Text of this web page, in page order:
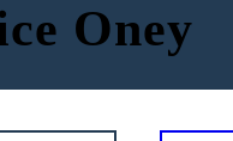
Oney